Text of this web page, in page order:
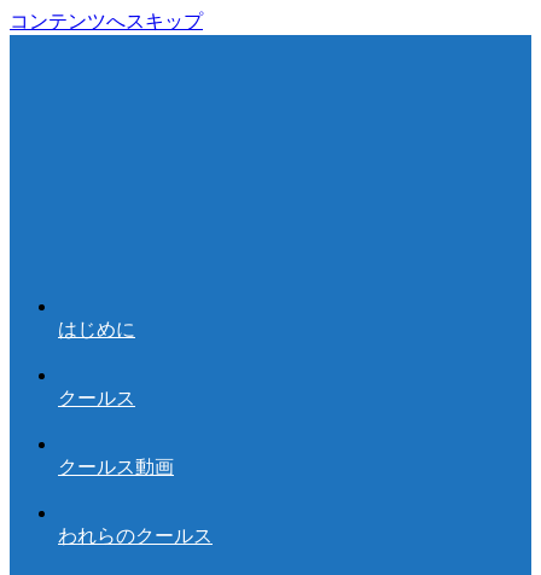
コンテンツへスキップ
はじめに
クールス
クールス動画
われらのクールス